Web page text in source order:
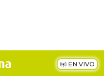
EN VIVO